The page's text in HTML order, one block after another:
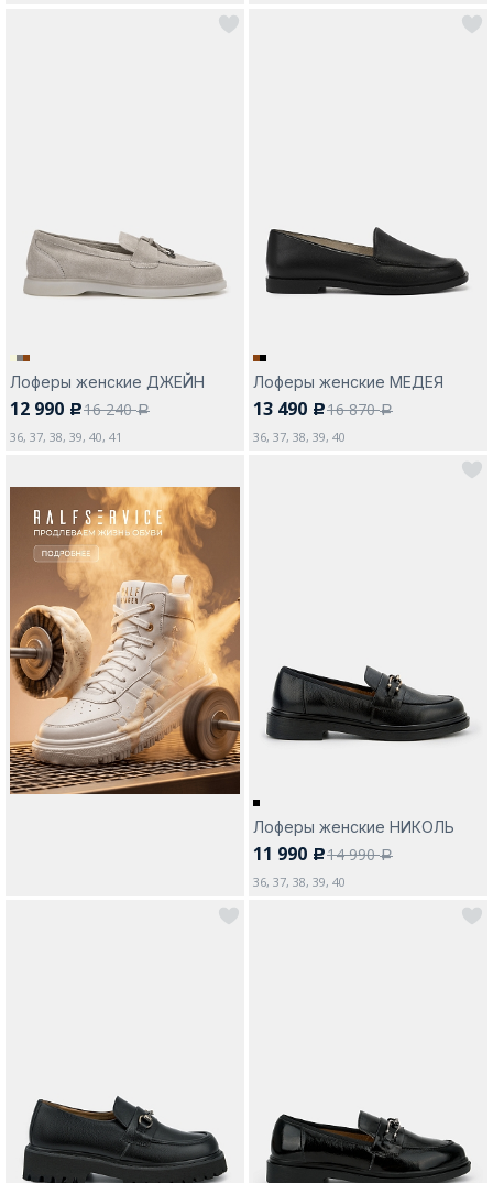
Лоферы женские ДЖЕЙН
12 990 c16 240a
36, 37, 38, 39, 40, 41
Лоферы женские МЕДЕЯ
13 490 c16 870a
36, 37, 38, 39, 40
Лоферы женские НИКОЛЬ
11 990 c14 990a
36, 37, 38, 39, 40